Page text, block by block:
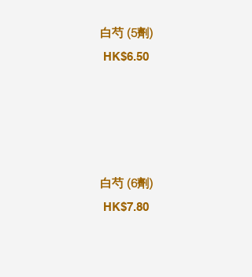
白芍 (5劑)
HK$6.50
白芍 (6劑)
HK$7.80